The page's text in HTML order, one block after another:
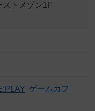
トメゾン1F
ゲームカフ